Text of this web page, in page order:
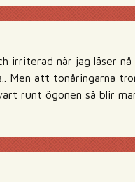
irriterad när jag läser
Men att tonåringarna
runt ögonen så blir